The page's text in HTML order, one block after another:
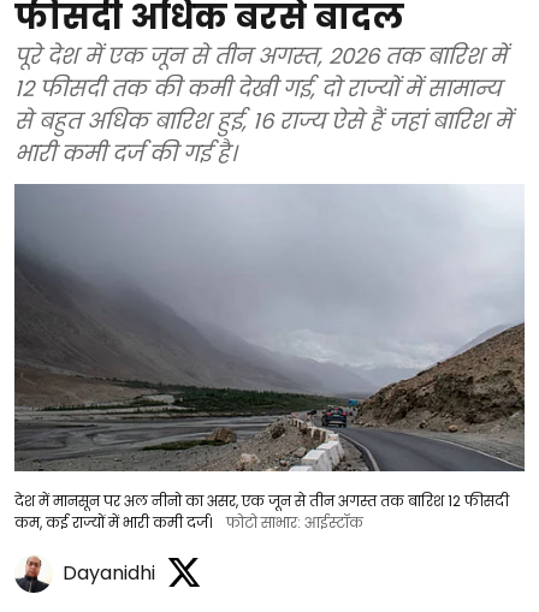
फीसदी अधिक बरसे बादल
पूरे देश में एक जून से तीन अगस्त, 2026 तक बारिश में
12 फीसदी तक की कमी देखी गई, दो राज्यों में सामान्य
से बहुत अधिक बारिश हुई, 16 राज्य ऐसे हैं जहां बारिश में
भारी कमी दर्ज की गई है।
देश में मानसून पर अल नीनो का असर, एक जून से तीन अगस्त तक बारिश 12 फीसदी
कम, कई राज्यों में भारी कमी दर्ज।
फोटो साभार: आईस्टॉक
Dayanidhi